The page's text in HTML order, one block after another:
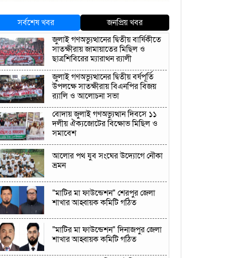
সর্বশেষ খবর
জনপ্রিয় খবর
জুলাই গণঅভ্যুত্থানের দ্বিতীয় বার্ষিকীতে
সাতক্ষীরায় জামায়াতের মিছিল ও
ছাত্রশিবিরের ম্যারাথন র‌্যালী
জুলাই গণঅভ্যুত্থানের দ্বিতীয় বর্ষপূর্তি
উপলক্ষে সাতক্ষীরায় বিএনপির বিজয়
র‍্যালি ও আলোচনা সভা
বোদায় জুলাই গণঅভ্যুত্থান দিবসে ১১
দলীয় ঐক্যজোটের বিক্ষোভ মিছিল ও
সমাবেশ
আলোর পথ যুব সংঘের উদ্যোগে নৌকা
ভ্রমন
"মাটির মা ফাউন্ডেশন" শেরপুর জেলা
শাখার আহ্বায়ক কমিটি গঠিত
"মাটির মা ফাউন্ডেশন" দিনাজপুর জেলা
শাখার আহ্বায়ক কমিটি গঠিত